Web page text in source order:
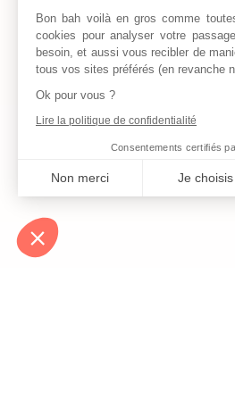
Bon bah voilà en gros comme
cookies pour analyser votre
besoin, et aussi vous recibler de
tous vos sites préférés (en revanche
Ok pour vous ?
Lire la politique de confidentialité
Consentements certifiés
Non merci Je choisis
Notre plateforme vous permet